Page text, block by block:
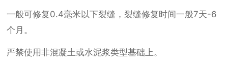
一般可修复0.4毫米以下裂缝，裂缝修复时间一般7天-6
个月。
严禁使用非混凝土或水泥浆类型基础上。